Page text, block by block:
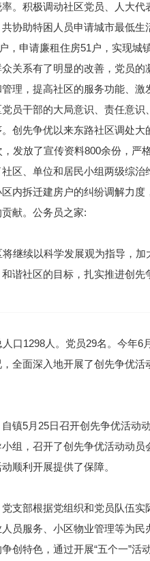
。积极调动社区党员、人大
协助特困人员申请城市最低
，申请廉租住房51户，实现
关系有了明显的改善，党员
理，提高社区的服务功能、
员干部的大局意识、责任意
创先争优以来东路社区调处
发放了宣传资料800余份，
区、单位和居民小组两级综
内拆迁建房户的纠纷调解力
献。公务员之家:
继续以科学发展观为指导，
谐社区的目标，扎实推进创先
口1298人。党员29名。今年
全面深入地开展了创先争优
镇5月25日召开创先争优活动
组，召开了创先争优活动动
顺利开展提供了保障。
支部根据党组织和党员队伍
员服务、小区物业管理等为
创特色，通过开展“五个一”